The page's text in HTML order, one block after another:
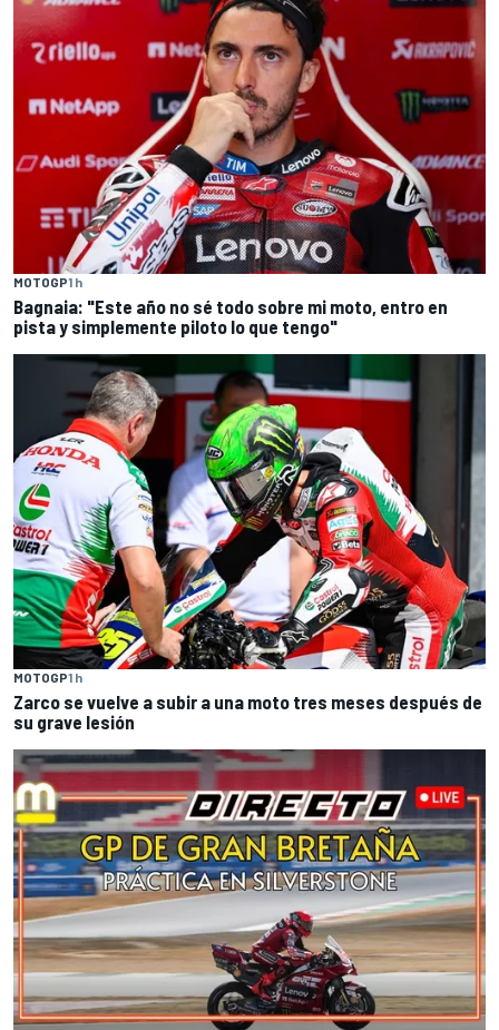
MOTOGP1 h
Bagnaia: "Este año no sé todo sobre mi moto, entro en
pista y simplemente piloto lo que tengo"
MOTOGP1 h
Zarco se vuelve a subir a una moto tres meses después de
su grave lesión